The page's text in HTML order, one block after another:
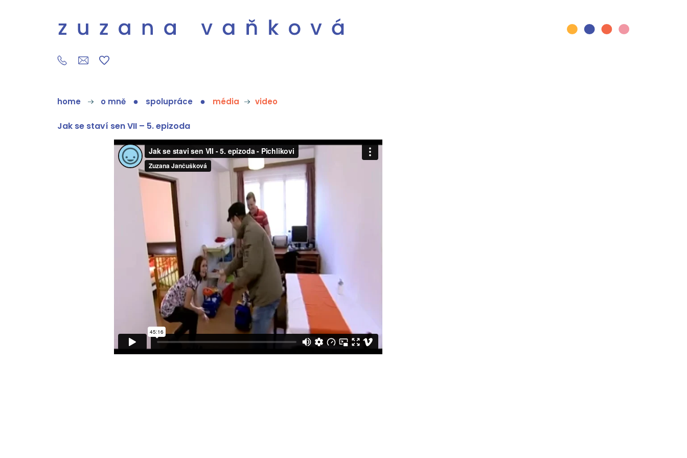
home o mně spolupráce média video
Jak se staví sen VII – 5. epizoda